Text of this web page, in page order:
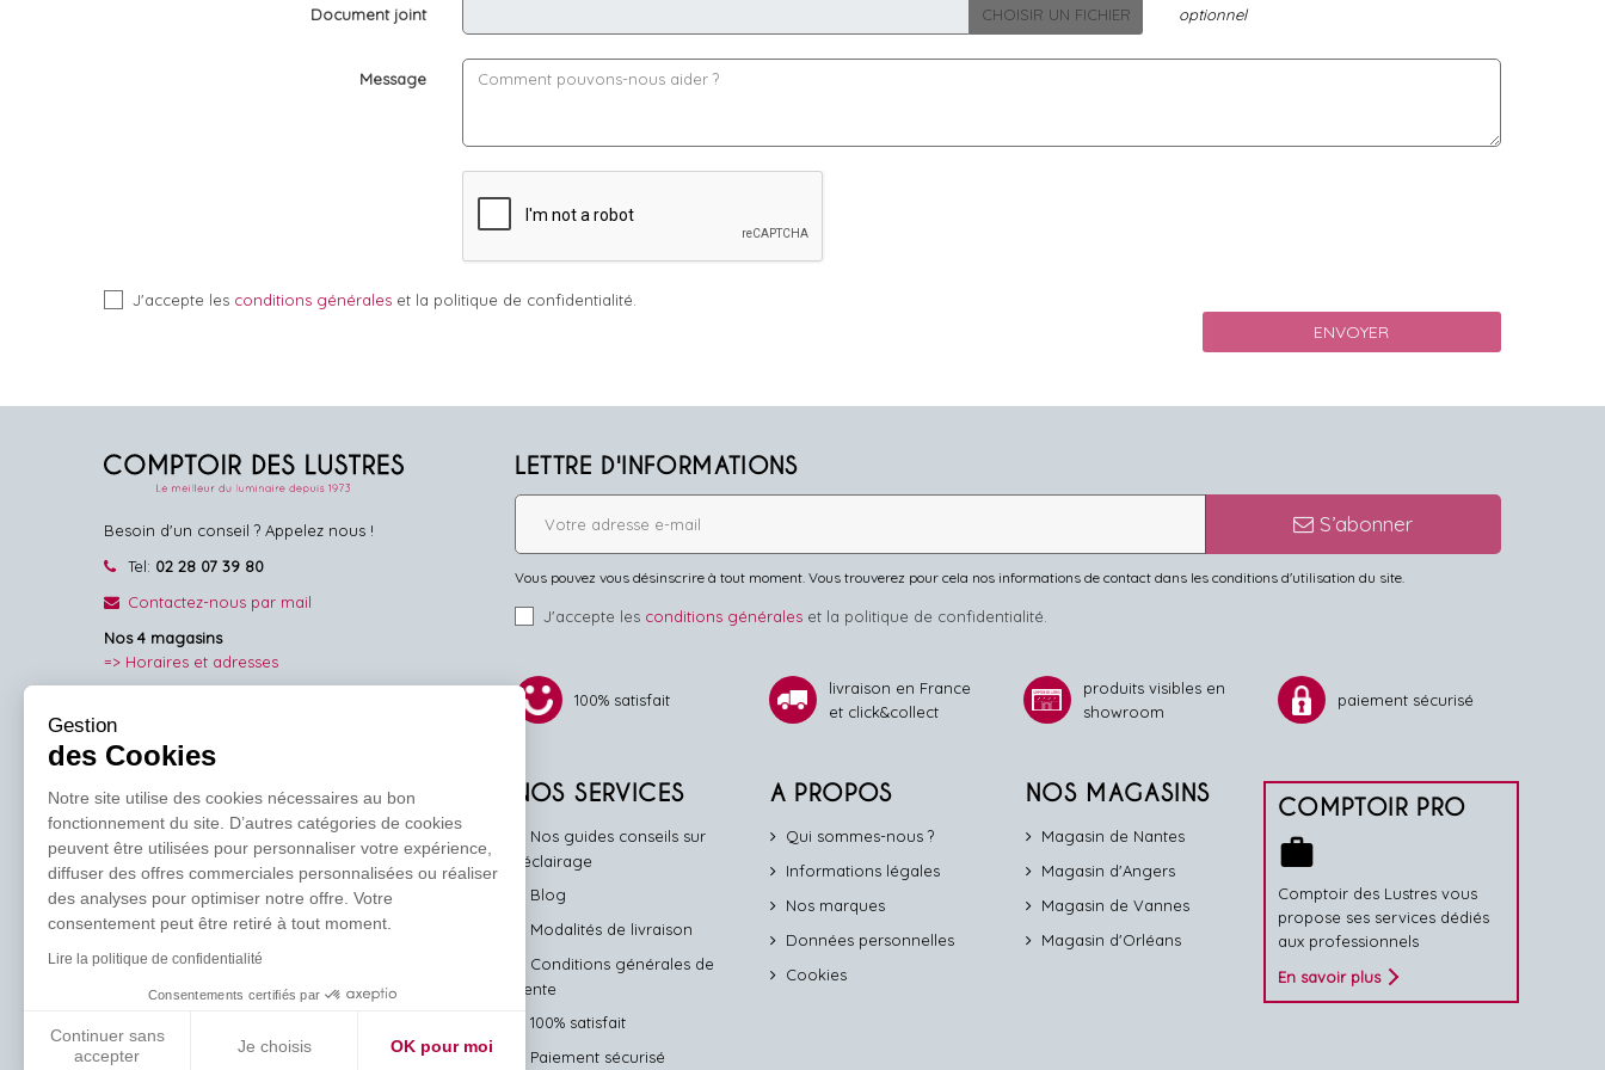
Document joint CHOISIR UN FICHIER optionnel
Message
J'accepte les conditions générales et la politique de confidentialité.
Besoin d'un conseil ? Appelez nous !
Tel: 02 28 07 39 80
Contactez-nous par mail
Nos 4 magasins
=> Horaires et adresses
NOUS SUIVRE
Facebook
LETTRE D'INFORMATIONS
S’abonner
Vous pouvez vous désinscrire à tout moment. Vous trouverez pour cela nos informations de contact dans les conditions d'utilisation du site.
J'accepte les conditions généraleset la politique de confidentialité.
100% satisfait
livraison en France
et click&collect
produits visibles en
showroom
paiement sécurisé
NOS SERVICES
Nos guides conseils sur
l'éclairage
Blog
Modalités de livraison
Conditions générales de
vente
100% satisfait
Paiement sécurisé
A PROPOS
Qui sommes-nous ?
Informations légales
Nos marques
Données personnelles
Cookies
NOS MAGASINS
Magasin de Nantes
Magasin d'Angers
Magasin de Vannes
Magasin d'Orléans
COMPTOIR PRO
work
Comptoir des Lustres vous
propose ses services dédiés
aux professionnels
En savoir plus
Gestion
des Cookies
Notre site utilise des cookies nécessaires au bon
fonctionnement du site. D’autres catégories de cookies
peuvent être utilisées pour personnaliser votre expérience,
diffuser des offres commerciales personnalisées ou réaliser
des analyses pour optimiser notre offre. Votre
consentement peut être retiré à tout moment.
Lire la politique de confidentialité
Consentements certifiés par
Continuer sans
accepter
Je choisis OK pour moi